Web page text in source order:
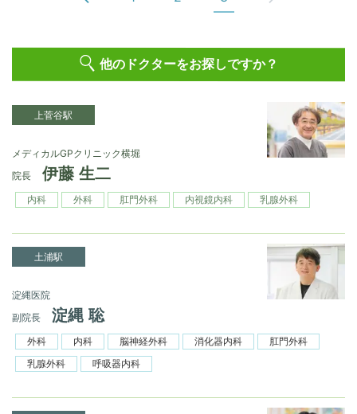
他のドクターをお探しですか？
上菅谷駅
メディカルGPクリニック横堀
院長
伊藤 生二
内科 外科 肛門外科 内視鏡内科 乳腺外科
土浦駅
淀縄医院
副院長
淀縄 聡
外科 内科 脳神経外科 消化器内科
肛門外科
乳腺外科
呼吸器内科